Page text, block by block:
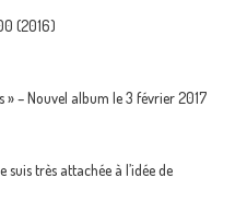
(2016)
» – Nouvel album le 3 février 2017
suis très attachée à l’idée de